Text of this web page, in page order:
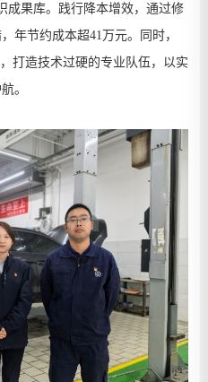
成果库。践行降本增效，通过修
年节约成本超41 万元。同时，
打造技术过硬的专业队伍，以实
。